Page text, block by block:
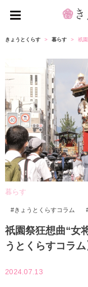
ょ
きょうとくらす 暮らす 祇
暮らす
きょうとくらすコラム
祇園祭狂想曲“女
うとくらすコラム
2024.07.13